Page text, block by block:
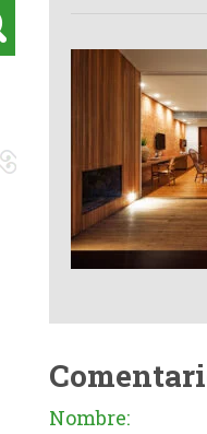
Nombre: